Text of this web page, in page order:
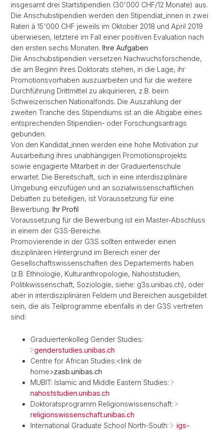
insgesamt drei Startstipendien (30'000 CHF/12 Monate) aus.
Die Anschubstipendien werden den Stipendiat_innen in zwei
Raten à 15'000 CHF jeweils im Oktober 2018 und April 2019
überwiesen, letztere im Fall einer positiven Evaluation nach
den ersten sechs Monaten. Ihre Aufgaben
Die Anschubstipendien versetzen Nachwuchsforschende,
die am Beginn ihres Doktorats stehen, in die Lage, ihr
Promotionsvorhaben auszuarbeiten und für die weitere
Durchführung Drittmittel zu akquirieren, z.B. beim
Schweizerischen Nationalfonds. Die Auszahlung der
zweiten Tranche des Stipendiums ist an die Abgabe eines
entsprechenden Stipendien- oder Forschungsantrags
gebunden.
Von den Kandidat_innen werden eine hohe Motivation zur
Ausarbeitung ihres unabhängigen Promotionsprojekts
sowie engagierte Mitarbeit in der Graduiertenschule
erwartet. Die Bereitschaft, sich in eine interdisziplinäre
Umgebung einzufügen und an sozialwissenschaftlichen
Debatten zu beteiligen, ist Voraussetzung für eine
Bewerbung. Ihr Profil
Voraussetzung für die Bewerbung ist ein Master-Abschluss
in einem der G3S-Bereiche.
Promovierende in der G3S sollten entweder einen
disziplinären Hintergrund im Bereich einer der
Gesellschaftswissenschaften des Departements haben
(z.B. Ethnologie, Kulturanthropologie, Nahoststudien,
Politikwissenschaft, Soziologie, siehe: g3s.unibas.ch), oder
aber in interdisziplinären Feldern und Bereichen ausgebildet
sein, die als Teilprogramme ebenfalls in der G3S vertreten
sind:
Graduiertenkolleg Gender Studies:
genderstudies.unibas.ch
Centre for African Studies:<link de
home>zasb.unibas.ch
MUBIT: Islamic and Middle Eastern Studies:
nahoststudien.unibas.ch
Doktoratsprogramm Religionswissenschaft:
religionswissenschaft.unibas.ch
International Graduate School North-South:
igs-